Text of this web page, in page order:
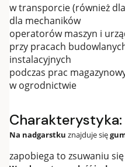
w transporcie (również
dla mechaników
operatorów maszyn i
przy pracach
instalacyjnych
podczas prac
w ogrodnictwie
Charakterystyka:
Na nadgarstku znajduje się
zapobiega to zsuwaniu